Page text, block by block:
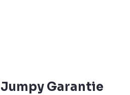
Jumpy Garantie